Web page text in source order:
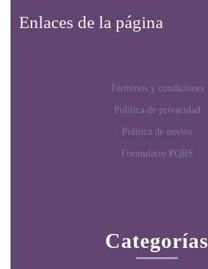
Enlaces de la página
Términos y condiciones
Política de privacidad
Política de envíos
Formulario PQRS
Categorías